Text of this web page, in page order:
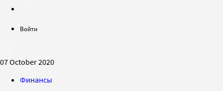
Войти
07 October 2020
Финансы